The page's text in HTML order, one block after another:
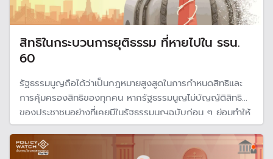
สิทธิในกระบวนการยุติธรรม ที่หายไปใน รธน.
60
รัฐธรรมนูญถือได้ว่าเป็นกฎหมายสูงสูดในการกำหนดสิทธิและ
การคุ้มครองสิทธิของทุกคน หากรัฐธรรมนูญไม่บัญญัติสิทธิ
ของประชาชนอย่างที่เคยมีในรัฐธรรมนูญฉบับก่อน ๆ ย่อมทำให้
ประชาชนเสียสิทธิต่าง ๆ ที่เคยพึงมี